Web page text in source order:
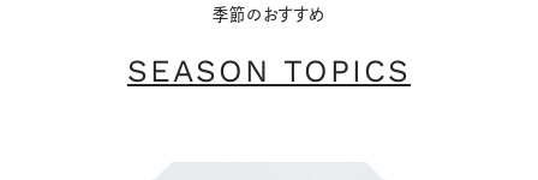
季節のおすすめ
SEASON TOPICS